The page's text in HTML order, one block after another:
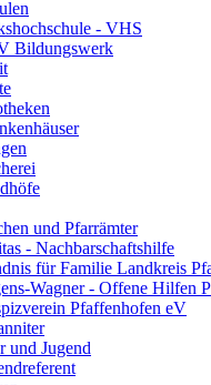
- VHS
Bildungswerk
und Pfarrämter
- Nachbarschaftshilfe
für Familie Landkreis
Wagner - Offene Hilfen
Pfaffenhofen eV
und Jugend